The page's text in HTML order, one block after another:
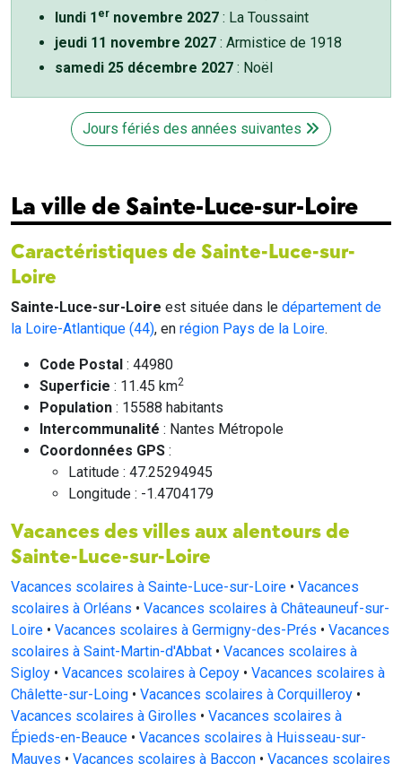
lundi 1 er novembre 2027 : La Toussaint
jeudi 11 novembre 2027 : Armistice de 1918
samedi 25 décembre 2027 : Noël
Jours fériés des années suivantes
La ville de Sainte-Luce-sur-Loire
Caractéristiques de Sainte-Luce-sur-
Loire
Sainte-Luce-sur-Loire est située dans le département de
la Loire-Atlantique (44), en région Pays de la Loire.
Code Postal : 44980
Superficie : 11.45 km2
Population : 15588 habitants
Intercommunalité : Nantes Métropole
Coordonnées GPS :
Latitude : 47.25294945
Longitude : -1.4704179
Vacances des villes aux alentours de
Sainte-Luce-sur-Loire
Vacances scolaires à Sainte-Luce-sur-Loire • Vacances
scolaires à Orléans • Vacances scolaires à Châteauneuf-sur-
Loire • Vacances scolaires à Germigny-des-Prés • Vacances
scolaires à Saint-Martin-d'Abbat • Vacances scolaires à
Sigloy • Vacances scolaires à Cepoy • Vacances scolaires à
Châlette-sur-Loing • Vacances scolaires à Corquilleroy •
Vacances scolaires à Girolles • Vacances scolaires à
Épieds-en-Beauce • Vacances scolaires à Huisseau-sur-
Mauves • Vacances scolaires à Baccon • Vacances scolaires